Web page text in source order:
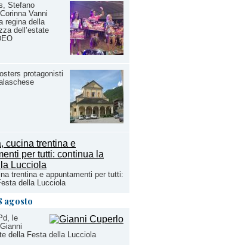
Stefano
Vanni
regina della
dell’estate
protagonisti
trentina e appuntamenti per tutti:
della Lucciola
agosto
le
della Festa della Lucciola